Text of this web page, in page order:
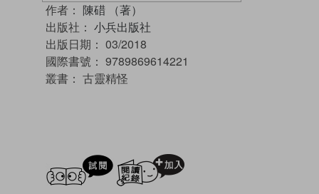
作者： 陳碏 （著）
出版社： 小兵出版社
出版日期： 03/2018
國際書號： 9789869614221
叢書： 古靈精怪
試閲